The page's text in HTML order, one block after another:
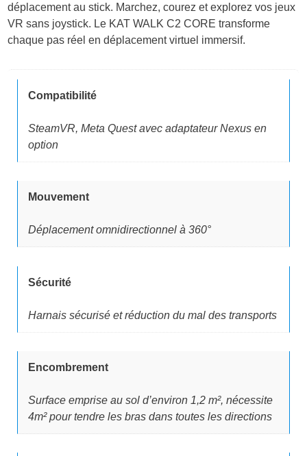
déplacement au stick. Marchez, courez et explorez vos jeux
VR sans joystick. Le KAT WALK C2 CORE transforme
chaque pas réel en déplacement virtuel immersif.
Compatibilité
SteamVR, Meta Quest avec adaptateur Nexus en
option
Mouvement
Déplacement omnidirectionnel à 360°
Sécurité
Harnais sécurisé et réduction du mal des transports
Encombrement
Surface emprise au sol d’environ 1,2 m², nécessite
4m² pour tendre les bras dans toutes les directions